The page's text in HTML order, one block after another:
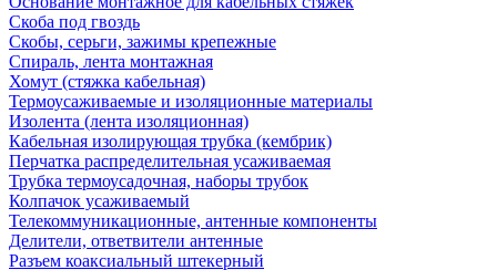
Скоба под гвоздь
Скобы, серьги, зажимы крепежные
Спираль, лента монтажная
Хомут (стяжка кабельная)
Термоусаживаемые и изоляционные материалы
Изолента (лента изоляционная)
Кабельная изолирующая трубка (кембрик)
Перчатка распределительная усаживаемая
Трубка термоусадочная, наборы трубок
Колпачок усаживаемый
Телекоммуникационные, антенные компоненты
Делители, ответвители антенные
Разъем коаксиальный штекерный